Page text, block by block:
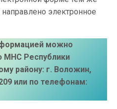
электронное
можно
МНС Республики
району: г. Воложин,
или по телефонам: